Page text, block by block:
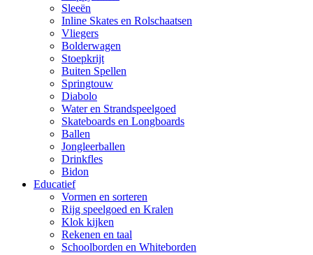
Sleeën
Inline Skates en Rolschaatsen
Vliegers
Bolderwagen
Stoepkrijt
Buiten Spellen
Springtouw
Diabolo
Water en Strandspeelgoed
Skateboards en Longboards
Ballen
Jongleerballen
Drinkfles
Bidon
Educatief
Vormen en sorteren
Rijg speelgoed en Kralen
Klok kijken
Rekenen en taal
Schoolborden en Whiteborden